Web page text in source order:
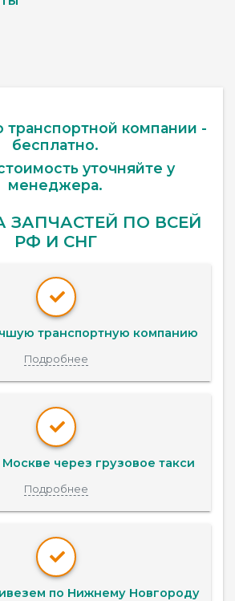
транспортной компании -
бесплатно.
уточняйте у
менеджера.
ЗАПЧАСТЕЙ ПО ВСЕЙ
РФ И СНГ
транспортную компанию
Подробнее
через грузовое такси
Подробнее
по Нижнему Новгороду